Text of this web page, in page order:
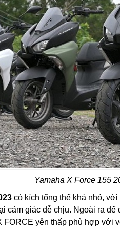
Yamaha X Force 155
có kích tổng thể khá nhỏ,
cảm giác dễ chịu. Ngoài ra
FORCE yên thấp phù hợp với